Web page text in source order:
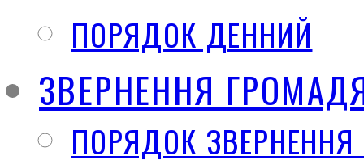
ПОРЯДОК ДЕННИЙ
ЗВЕРНЕННЯ
ПОРЯДОК